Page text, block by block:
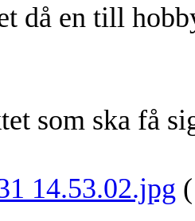
då en till
som ska få
14.53.02.jpg